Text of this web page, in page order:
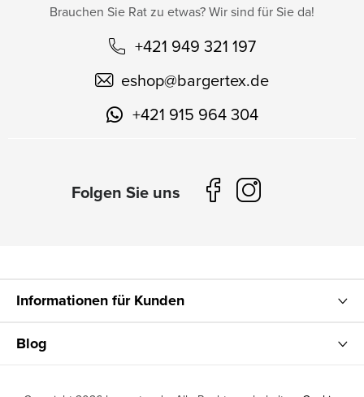
Brauchen Sie Rat zu etwas? Wir sind für Sie da!
+421 949 321 197
eshop@bargertex.de
+421 915 964 304
Informationen für Kunden
Blog